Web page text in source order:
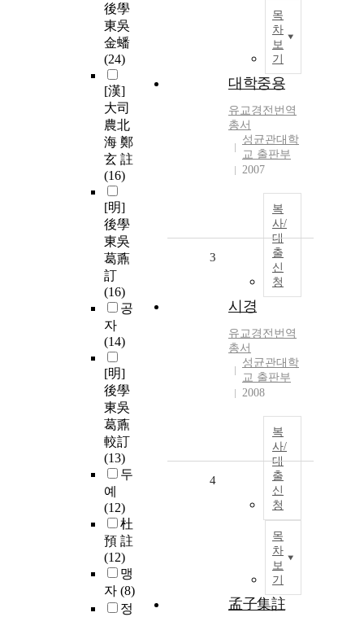
後學
東吳
金蟠
(24)
[漢]
大司
農北
海 鄭
玄 註
(16)
[明]
後學
東吳
葛鼒
訂
(16)
공
자
(14)
[明]
後學
東吳
葛鼒
較訂
(13)
두
예
(12)
杜
預 註
(12)
맹
자 (8)
정
목
차
보
기
대학중용
유교경전번역
총서
성균관대학
교 출판부
2007
복
사/
대
출
신
청
3
시경
유교경전번역
총서
성균관대학
교 출판부
2008
복
사/
대
출
신
청
목
차
보
기
4
孟子集註